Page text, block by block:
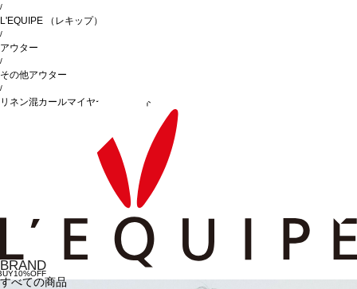
BRAND
すべての商品
/
L'EQUIPE （レキップ）
/
アウター
/
その他アウター
/
リネン混カールマイヤージャケット